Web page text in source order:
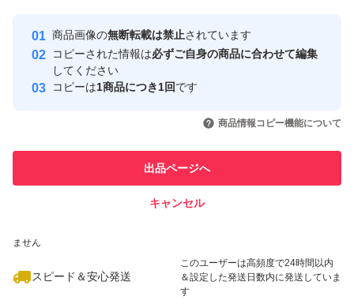
安心取引出品者
心・安全なユーザーです
取引実績
引を完了させた実績があります
での取引実績があります
ません
スピード＆安心発送
このユーザーは高頻度で24時間以内
＆設定した発送日数内に発送していま
す
商品画像の無断転載は禁止されています
コピーされた情報は必ずご自身の商品に合わせて編集
してください
コピーは1商品につき1回です
商品情報コピー機能について
出品ページへ
キャンセル